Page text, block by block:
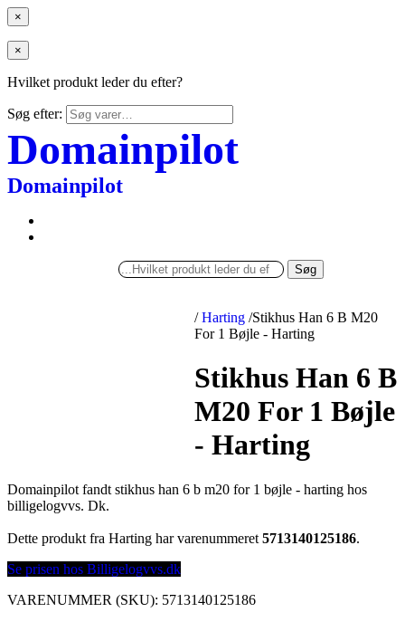
×
×
Hvilket produkt leder du efter?
Søg efter:
Domainpilot
Domainpilot
Søg
/ Harting /Stikhus Han 6 B M20
For 1 Bøjle - Harting
Stikhus Han 6 B
M20 For 1 Bøjle
- Harting
Domainpilot fandt stikhus han 6 b m20 for 1 bøjle - harting hos
billigelogvvs. Dk.
Dette produkt fra Harting har varenummeret 5713140125186.
Se prisen hos Billigelogvvs.dk
VARENUMMER (SKU): 5713140125186